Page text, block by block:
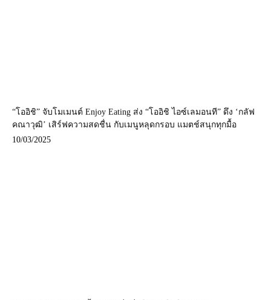
“โออิชิ” จับโมเมนต์ Enjoy Eating ส่ง “โออิชิ ไอซ์เลมอนที” ดึง ‘กลัฟ
คณาวุฒิ’ เสิร์ฟความสดชื่น กับเมนูหลุดกรอบ แมตช์สนุกทุกมื้อ
10/03/2025